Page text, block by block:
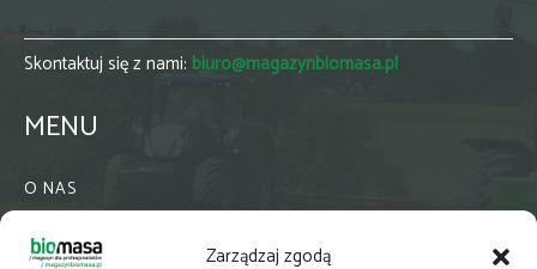
Zarządzaj zgodą
Skontaktuj się z nami: biuro@magazynbiomasa.pl
MENU
O NAS
WSPÓŁPRACA